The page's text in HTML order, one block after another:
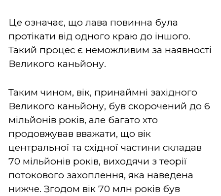
Це означає, що лава повинна була
протікати від одного краю до іншого.
Такий процес є неможливим за наявності
Великого каньйону.
Таким чином, вік, принаймні західного
Великого каньйону, був скорочений до 6
мільйонів років, але багато хто
продовжував вважати, що вік
центральної та східної частини складав
70 мільйонів років, виходячи з теорії
потокового захоплення, яка наведена
нижче. Згодом вік 70 млн років був